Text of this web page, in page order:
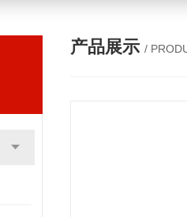
产品展示 /